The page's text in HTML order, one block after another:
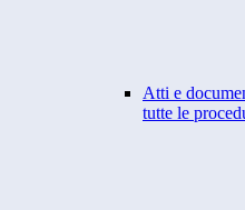
Atti e
tutte le